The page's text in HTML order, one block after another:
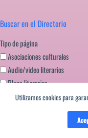
Utilizamos cookies para
Buscar en el Directorio
Tipo de página
Asociaciones culturales
Audio/video literarios
Blogs literarios
Editoriales literatura